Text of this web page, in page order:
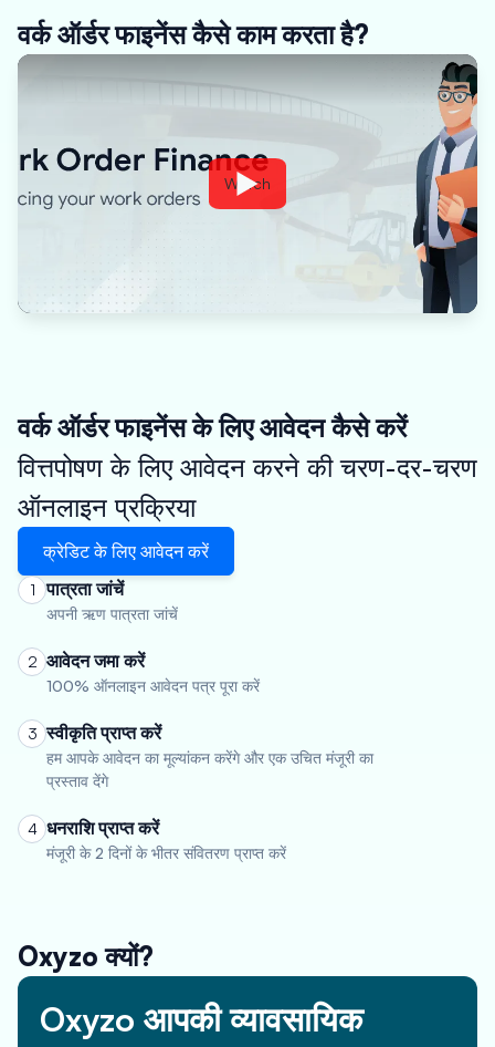
वर्क ऑर्डर फाइनेंस कैसे काम करता है?
Watch
वर्क ऑर्डर फाइनेंस के लिए आवेदन कैसे करें
वित्तपोषण के लिए आवेदन करने की चरण-दर-चरण
ऑनलाइन प्रक्रिया
क्रेडिट के लिए आवेदन करें
1 पात्रता जांचें
अपनी ऋण पात्रता जांचें
2 आवेदन जमा करें
100% ऑनलाइन आवेदन पत्र पूरा करें
3 स्वीकृति प्राप्त करें
हम आपके आवेदन का मूल्यांकन करेंगे और एक उचित मंजूरी का
प्रस्ताव देंगे
4 धनराशि प्राप्त करें
मंजूरी के 2 दिनों के भीतर संवितरण प्राप्त करें
Oxyzo क्यों?
Oxyzo आपकी व्यावसायिक